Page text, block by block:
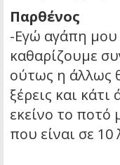
Παρθένος
-Εγώ αγάπη
καθαρίζουμε
ούτως η άλλως
ξέρεις και
εκείνο το ποτό
που είναι σε 10